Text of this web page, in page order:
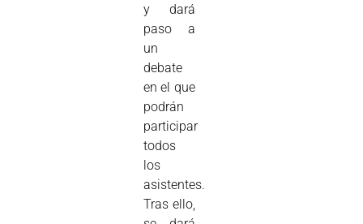
y dará
paso a
un
debate
en el que
podrán
participar
todos
los
asistentes.
Tras ello,